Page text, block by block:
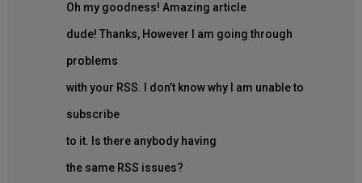
Oh my goodness! Amazing article
dude! Thanks, However I am going through
problems
with your RSS. I don’t know why I am unable to
subscribe
to it. Is there anybody having
the same RSS issues?